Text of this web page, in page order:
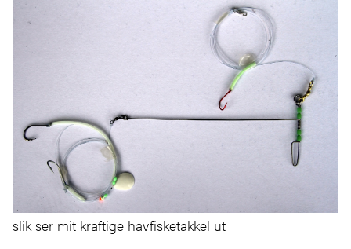
slik ser mit kraftige havfisketakkel ut